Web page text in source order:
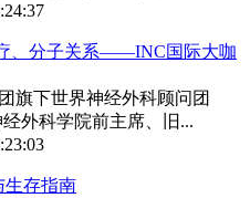
、分子关系——INC国际大咖
旗下世界神经外科顾问团
外科学院前主席、旧...
生存指南